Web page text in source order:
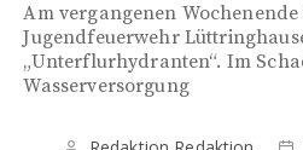
Am vergangenen
Jugendfeuerwehr
„Unterflurhydranten“. Im
Wasserversorgung